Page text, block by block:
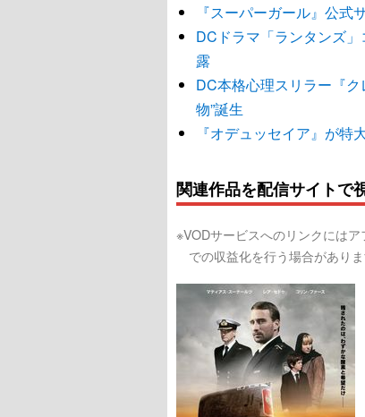
『スーパーガール』公式
DCドラマ「ランタンズ
露
DC本格心理スリラー『
物”誕生
『オデュッセイア』が
関連作品を配信サイトで
※VODサービスへのリンクには
での収益化を行う場合がありま